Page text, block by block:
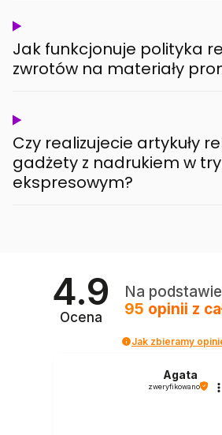
Jak funkcjonuje polityka
zwrotów na materiały
Czy realizujecie artykuły
gadżety z nadrukiem w
ekspresowym?
4.9
Ocena
Na podstawie
95 opinii z
Jak zbieramy
Agata
zweryfikowano